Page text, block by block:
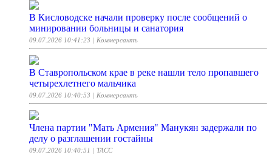
В Кисловодске начали проверку после сообщений о
минировании больницы и санатория
09.07.2026 10:41:23 | Коммерсантъ
В Ставропольском крае в реке нашли тело пропавшего
четырехлетнего мальчика
09.07.2026 10:40:53 | Коммерсантъ
Члена партии "Мать Армения" Манукян задержали по
делу о разглашении гостайны
09.07.2026 10:40:51 | ТАСС